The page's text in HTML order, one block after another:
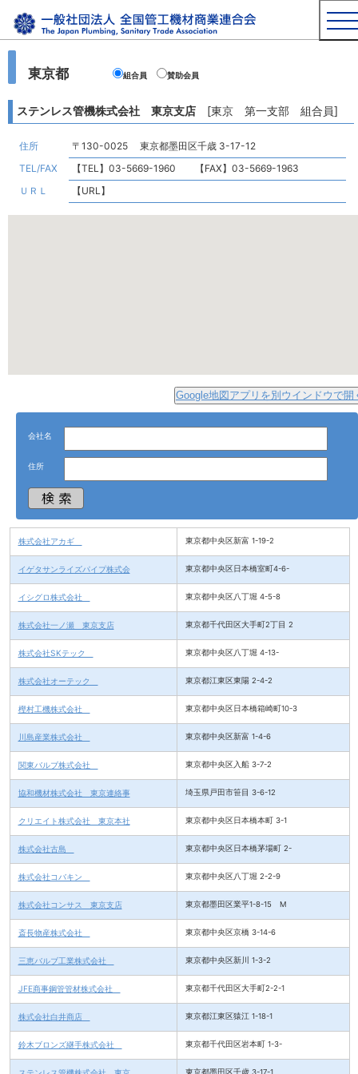
東京都 組合員 賛助会員
ステンレス管機株式会社 東京支店 [東京 第一支部 組合員]
住所
〒130-0025 東京都墨田区千歳 3-17-12
TEL/FAX
【TEL】03-5669-1960 【FAX】03-5669-1963
ＵＲＬ
【URL】
Google地図アプリを別ウインドウで開
会社名
住所
株式会社アカギ 東京都中央区新富 1-19-2
イゲタサンライズパイプ株式会 東京都中央区日本橋室町4-6-
イシグロ株式会社 東京都中央区八丁堀 4-5-8
株式会社一ノ瀬 東京支店 東京都千代田区大手町2丁目 2
株式会社SKテック 東京都中央区八丁堀 4-13-
株式会社オーテック 東京都江東区東陽 2-4-2
樫村工機株式会社 東京都中央区日本橋箱崎町10-3
川島産業株式会社 東京都中央区新富 1-4-6
関東バルブ株式会社 東京都中央区入船 3-7-2
協和機材株式会社 東京連絡事 埼玉県戸田市笹目 3-6-12
クリエイト株式会社 東京本社 東京都中央区日本橋本町 3-1
株式会社古島 東京都中央区日本橋茅場町 2-
株式会社コバキン 東京都中央区八丁堀 2-2-9
株式会社コンサス 東京支店 東京都墨田区業平1-8-15 M
斎長物産株式会社 東京都中央区京橋 3-14-6
三恵バルブ工業株式会社 東京都中央区新川 1-3-2
JFE商事鋼管管材株式会社 東京都千代田区大手町2-2-1
株式会社白井商店 東京都江東区猿江 1-18-1
鈴木ブロンズ継手株式会社 東京都千代田区岩本町 1-3-
東京都墨田区千歳 3-17-1